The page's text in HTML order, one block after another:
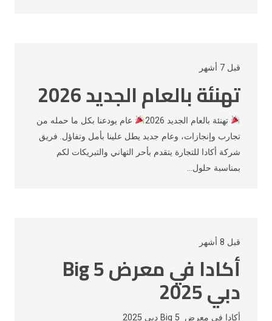
قبل 7 أشهر
تهنئة بالعام الجديد 2026
تهنئة بالعام الجديد 2026
عام يودعنا بكل ما حمله من
تجارب وإنجازات، وعام جديد يطل علينا بأمل وتفاؤل. فريق
شركة أكادا للتجارة يتقدم بأحر التهاني والتبريكات لكم
بمناسبة حلول…
قبل 8 أشهر
أكادا في معرض Big 5
دبي 2025
أكادا في معرض Big 5 دبي 2025